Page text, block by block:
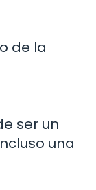
de la
ser un
una